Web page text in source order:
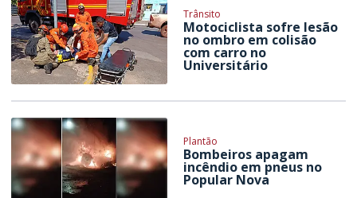
Trânsito
Motociclista sofre lesão
no ombro em colisão
com carro no
Universitário
Plantão
Bombeiros apagam
incêndio em pneus no
Popular Nova